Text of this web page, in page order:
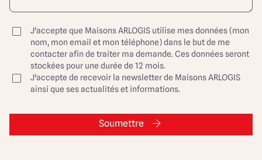
J'accepte que Maisons ARLOGIS utilise mes données (mon
nom, mon email et mon téléphone) dans le but de me
contacter afin de traiter ma demande. Ces données seront
stockées pour une durée de 12 mois.
J'accepte de recevoir la newsletter de Maisons ARLOGIS
ainsi que ses actualités et informations.
Soumettre